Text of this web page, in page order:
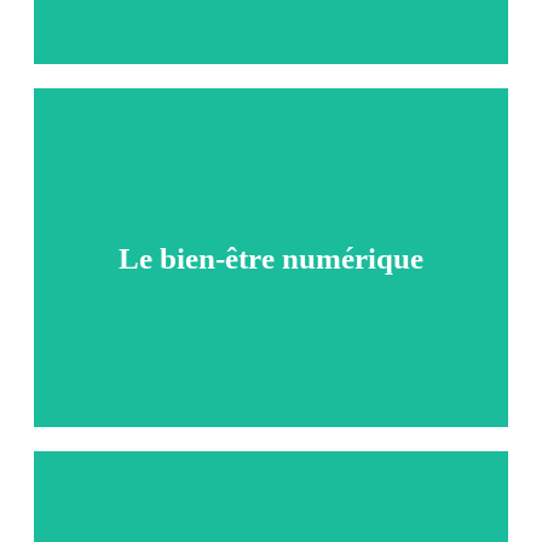
Le bien-être numérique